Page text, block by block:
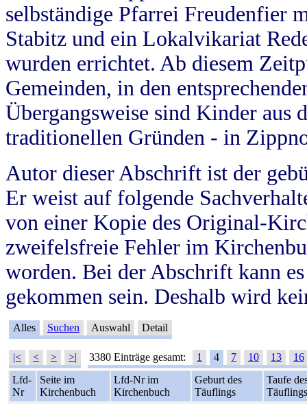
selbständige Pfarrei Freudenfier
Stabitz und ein Lokalvikariat
wurden errichtet. Ab diesem
Gemeinden, in den
Übergangsweise sind Kinder aus
traditionellen Gründen - in
Autor dieser Abschrift ist der
Er weist auf folgende
von einer Kopie des Original-
zweifelsfreie Fehler im
worden. Bei der Abschrift kann
gekommen sein. Deshalb wird
Alles Suchen Auswahl Detail
|< < > >| 3380 Einträge gesamt: 1 4 7 10 13
16
Lfd-
Nr
Seite im
Kirchenbuch
Lfd-Nr im
Kirchenbuch
Geburt des
Täuflings
Taufe
Täuflings